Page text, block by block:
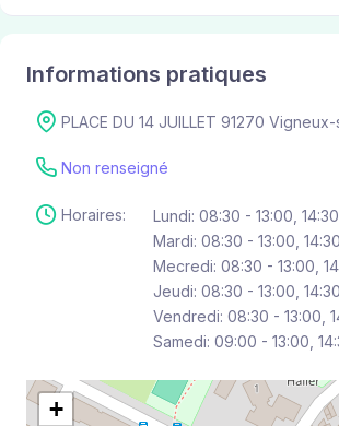
Informations pratiques
PLACE DU 14 JUILLET 91270
Non renseigné
Horaires:
Lundi: 08:30 - 13:00,
Mardi: 08:30 - 13:00,
Mecredi: 08:30 - 13:00,
Jeudi: 08:30 - 13:00,
Vendredi: 08:30 - 13:00,
Samedi: 09:00 - 13:00,
+